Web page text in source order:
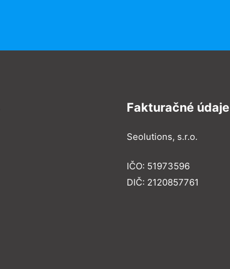
Fakturačné údaje
Seolutions, s.r.o.
IČO: 51973596
DIČ: 2120857761